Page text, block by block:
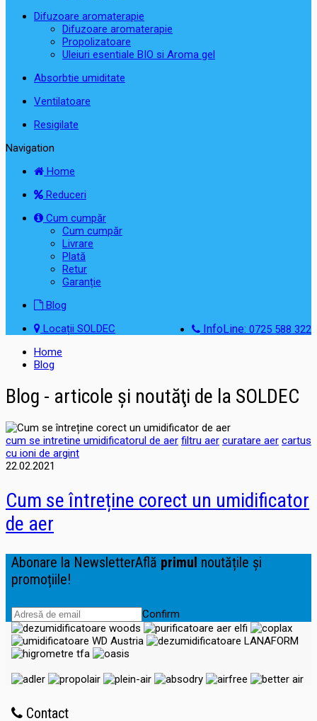
Difuzoare aromaterapie
Difuzoare aromaterapie
Propolizatoare
Uleiuri esentiale BIO si Aroma gel
Absorbtie umiditate
Ventilatoare
Resigilate
Navigation
Home
Reduceri
Cum cumpăr
Cum cumpăr
Livrare
Plată
Retur
Garanție
Blog
InfoLine: 0725 588 322
Locații SOLDEC
Home
Blog
Blog - articole şi noutăţi de la SOLDEC
cum se intretine umidificatorul de aer filtru aer curatare aer cartus
cu ioni de argint
22.02.2021
Cum se întreține corect un umidificator
de aer
Abonare la NewsletterAflă primul noutățile și
promoțiile!
Confirm
Contact